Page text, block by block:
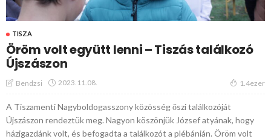
TISZA
Öröm volt együtt lenni – Tiszás találkozó
Újszászon
Bendzsi 2023.11.08. 1.4ezer
A Tiszamenti Nagyboldogasszony közösség őszi találkozóját
Újszászon rendeztük meg. Nagyon köszönjük József atyának, hogy
házigazdánk volt, és befogadta a találkozót a plébánián. Öröm volt